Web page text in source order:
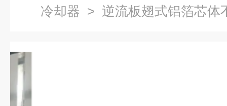
冷却器 > 逆流板翅式铝箔芯体